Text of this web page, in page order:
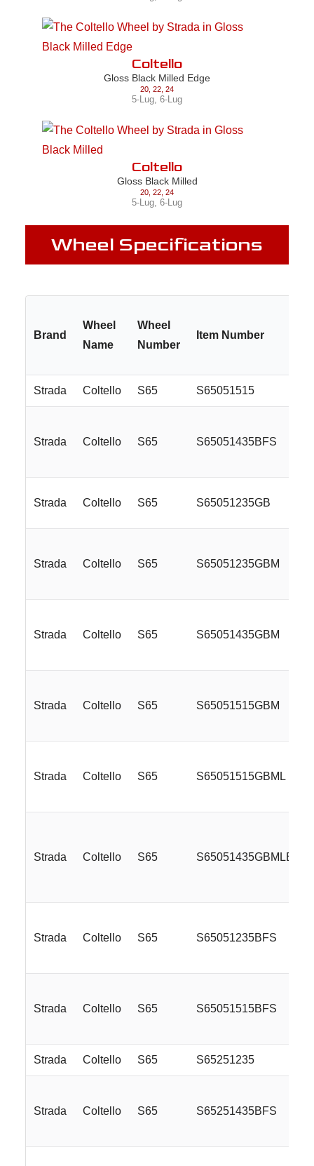
Coltello
Gloss Black Milled Edge
20 22 24
5-Lug 6-Lug
Coltello
Gloss Black Milled
20 22 24
5-Lug, 6-Lug
Wheel Specifications
Brand
Wheel
Name
Wheel
Number
Item Number
Strada Coltello S65 S65051515
Strada Coltello S65 S65051435BFS
Strada Coltello S65 S65051235GB
Strada Coltello S65 S65051235GBM
Strada Coltello S65 S65051435GBM
Strada Coltello S65 S65051515GBM
Strada Coltello S65 S65051515GBML
Strada Coltello S65 S65051435GBMLE
Strada Coltello S65 S65051235BFS
Strada Coltello S65 S65051515BFS
Strada Coltello S65 S65251235
Strada Coltello S65 S65251435BFS